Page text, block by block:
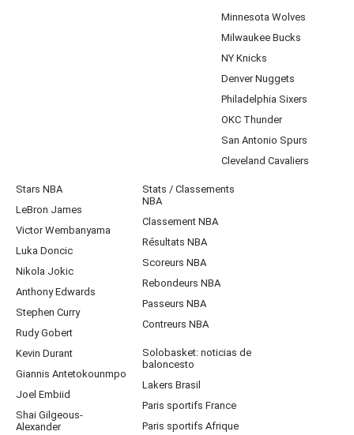
Minnesota Wolves
Milwaukee Bucks
NY Knicks
Denver Nuggets
Philadelphia Sixers
OKC Thunder
San Antonio Spurs
Cleveland Cavaliers
Stars NBA
LeBron James
Victor Wembanyama
Luka Doncic
Nikola Jokic
Anthony Edwards
Stephen Curry
Rudy Gobert
Kevin Durant
Giannis Antetokounmpo
Joel Embiid
Shai Gilgeous-
Alexander
Stats / Classements
NBA
Classement NBA
Résultats NBA
Scoreurs NBA
Rebondeurs NBA
Passeurs NBA
Contreurs NBA
Solobasket: noticias de
baloncesto
Lakers Brasil
Paris sportifs France
Paris sportifs Afrique